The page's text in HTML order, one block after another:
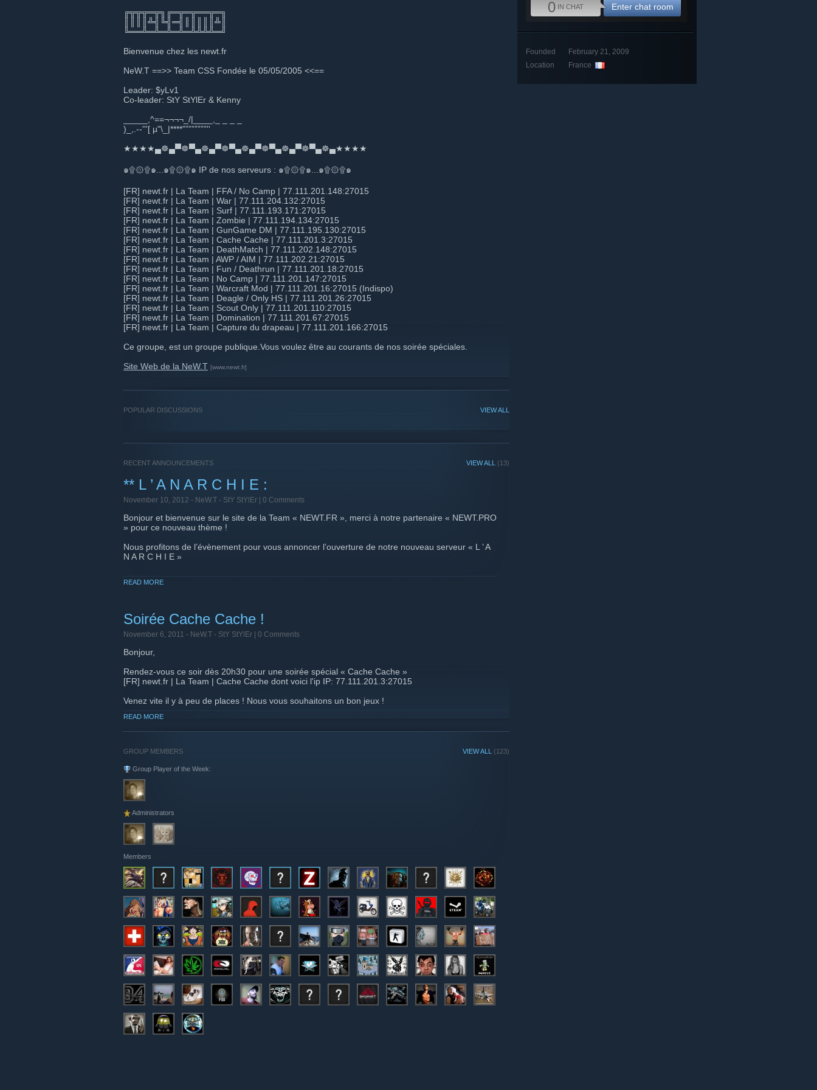
╔╦╦╦═╦╗╔═╦═╦══╦═╗
║║║║╩╣╚╣═╣║║║║║╩║
╚══╩═╩═╩═╩═╩╩╩╩═╝
Bienvenue chez les newt.fr
NeW.T ==>> Team CSS Fondée le 05/05/2005 <<==
Leader: $yLv1
Co-leader: StY StYlEr & Kenny
_____,^==¬¬¬¬_/|____,_ _ _ _
)_,.--'''[ µ"\_|****””””””””''
★★★★▄☸▄▀☸▀▄☸▄▀☸▀▄☸▄▀☸▀▄☸▄▀☸▀▄☸▄★★★★
๑۩۞۩๑...๑۩۞۩๑ IP de nos serveurs : ๑۩۞۩๑...๑۩۞۩๑
[FR] newt.fr | La Team | FFA / No Camp | 77.111.201.148:27015
[FR] newt.fr | La Team | War | 77.111.204.132:27015
[FR] newt.fr | La Team | Surf | 77.111.193.171:27015
[FR] newt.fr | La Team | Zombie | 77.111.194.134:27015
[FR] newt.fr | La Team | GunGame DM | 77.111.195.130:27015
[FR] newt.fr | La Team | Cache Cache | 77.111.201.3:27015
[FR] newt.fr | La Team | DeathMatch | 77.111.202.148:27015
[FR] newt.fr | La Team | AWP / AIM | 77.111.202.21:27015
[FR] newt.fr | La Team | Fun / Deathrun | 77.111.201.18:27015
[FR] newt.fr | La Team | No Camp | 77.111.201.147:27015
[FR] newt.fr | La Team | Warcraft Mod | 77.111.201.16:27015 (Indispo)
[FR] newt.fr | La Team | Deagle / Only HS | 77.111.201.26:27015
[FR] newt.fr | La Team | Scout Only | 77.111.201.110:27015
[FR] newt.fr | La Team | Domination | 77.111.201.67:27015
[FR] newt.fr | La Team | Capture du drapeau | 77.111.201.166:27015
Ce groupe, est un groupe publique.Vous voulez être au courants de nos soirée spéciales.
Site Web de la NeW.T [www.newt.fr]
VIEW ALL
POPULAR DISCUSSIONS
VIEW ALL (13)
RECENT ANNOUNCEMENTS
** L ’ A N A R C H I E :
November 10, 2012 - NeW.T - StY StYlEr | 0 Comments
Bonjour et bienvenue sur le site de la Team « NEWT.FR », merci à notre partenaire « NEWT.PRO
» pour ce nouveau thème !
Nous profitons de l’évènement pour vous annoncer l’ouverture de notre nouveau serveur « L ’ A
N A R C H I E »
NeW.T-calement,
@ Bientôt sur newt.fr !
READ MORE
Soirée Cache Cache !
November 6, 2011 - NeW.T - StY StYlEr | 0 Comments
Bonjour,
Rendez-vous ce soir dès 20h30 pour une soirée spécial « Cache Cache »
[FR] newt.fr | La Team | Cache Cache dont voici l'ip IP: 77.111.201.3:27015
Venez vite il y à peu de places ! Nous vous souhaitons un bon jeux !
READ MORE
VIEW ALL (123)
GROUP MEMBERS
Group Player of the Week:
Administrators
Members
0 IN CHAT Enter chat room
Founded
February 21, 2009
Location
France